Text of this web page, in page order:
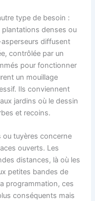
type de besoin :
plantations denses ou
diffusent
contrôlée par un
pour fonctionner
un mouillage
Ils conviennent
jardins où le dessin
et recoins.
ou tuyères concerne
ouverts. Les
distances, là où les
petites bandes de
programmation, ces
conséquents mais